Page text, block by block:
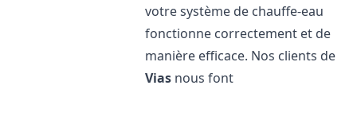
votre système de chauffe-eau
fonctionne correctement et de
manière efficace. Nos clients de
Vias nous font